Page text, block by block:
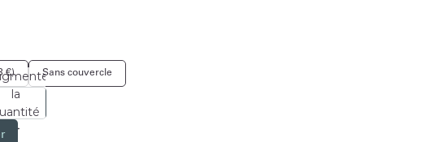
€) Sans couvercle
la